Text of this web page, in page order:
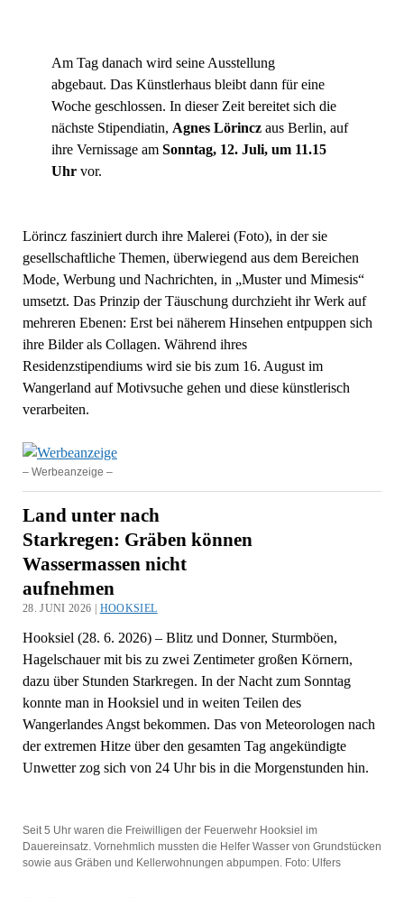
Am Tag danach wird seine Ausstellung
abgebaut. Das Künstlerhaus bleibt dann für eine
Woche geschlossen. In dieser Zeit bereitet sich die
nächste Stipendiatin, Agnes Lörinczaus Berlin, auf
ihre Vernissage am Sonntag, 12. Juli, um 11.15
Uhrvor.
Lörincz fasziniert durch ihre Malerei (Foto), in der sie
gesellschaftliche Themen, überwiegend aus dem Bereichen
Mode, Werbung und Nachrichten, in „Muster und Mimesis“
umsetzt. Das Prinzip der Täuschung durchzieht ihr Werk auf
mehreren Ebenen: Erst bei näherem Hinsehen entpuppen sich
ihre Bilder als Collagen. Während ihres
Residenzstipendiums wird sie bis zum 16. August im
Wangerland auf Motivsuche gehen und diese künstlerisch
verarbeiten.
– Werbeanzeige –
Land unter nach
Starkregen: Gräben können
Wassermassen nicht
aufnehmen
28. JUNI 2026 | HOOKSIEL
Hooksiel (28. 6. 2026) – Blitz und Donner, Sturmböen,
Hagelschauer mit bis zu zwei Zentimeter großen Körnern,
dazu über Stunden Starkregen. In der Nacht zum Sonntag
konnte man in Hooksiel und in weiten Teilen des
Wangerlandes Angst bekommen. Das von Meteorologen nach
der extremen Hitze über den gesamten Tag angekündigte
Unwetter zog sich von 24 Uhr bis in die Morgenstunden hin.
Seit 5 Uhr waren die Freiwilligen der Feuerwehr Hooksiel im
Dauereinsatz. Vornehmlich mussten die Helfer Wasser von Grundstücken
sowie aus Gräben und Kellerwohnungen abpumpen. Foto: Ulfers